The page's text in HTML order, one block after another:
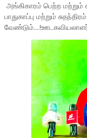
அங்கிகாரம் பெற்ற
பாதுகாப்பு மற்றும்